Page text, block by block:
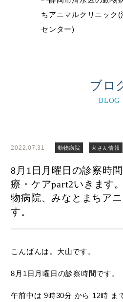
ブロ
BLOG
2022.07.31 動物病院 犬さん情報
8月1日月曜日の診察時
療・ケアpart2いきます
物病院、みなとまちア
す。
こんばんは。大山です。
8月1日月曜日の診察時間です。
午前中は 9時30分 から 12時 ま